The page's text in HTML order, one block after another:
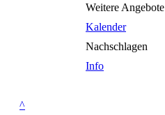
Weitere Angebote
Kalender
Nachschlagen
Info
^